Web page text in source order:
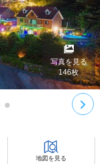
写真を見る
146枚
地図を見る